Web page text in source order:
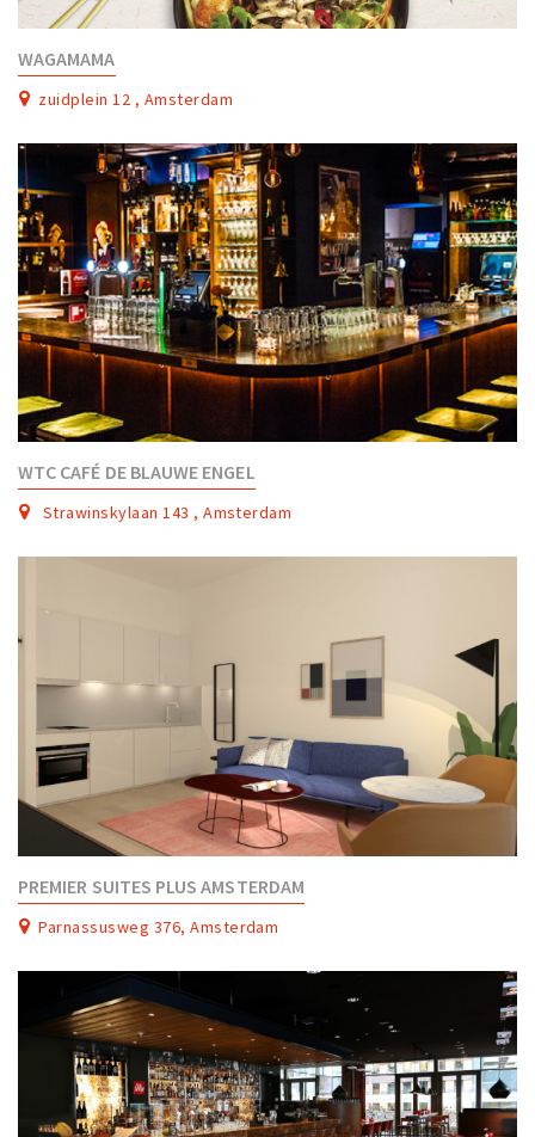
WAGAMAMA
zuidplein 12 , Amsterdam
WTC CAFÉ DE BLAUWE ENGEL
Strawinskylaan 143 , Amsterdam
PREMIER SUITES PLUS AMSTERDAM
Parnassusweg 376, Amsterdam